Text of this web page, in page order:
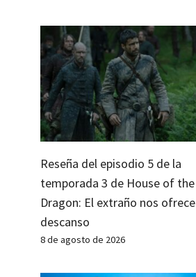
Reseña del episodio 5 de la
temporada 3 de House of the
Dragon: El extraño nos ofrece
descanso
8 de agosto de 2026